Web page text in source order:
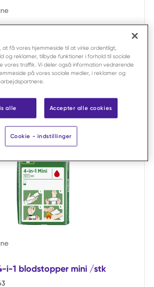
stk
i-1 blodstopper mini /stk
at få vores hjemmeside til at virke ordentligt,
og reklamer, tilbyde funktioner i forhold til sociale
vores traffik. Vi deler også information vedrørende
på vores sociale medier, i reklamer og
alle Accepter alle cookies
Cookie - indstillinger